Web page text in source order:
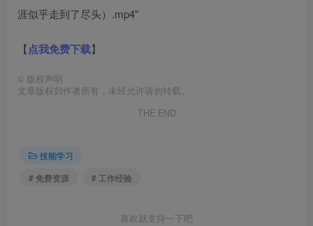
涯似乎走到了尽头）.mp4"
【点我免费下载】
© 版权声明
文章版权归作者所有，未经允许请勿转载。
THE END
技能学习
# 免费资源
# 工作经验
喜欢就支持一下吧